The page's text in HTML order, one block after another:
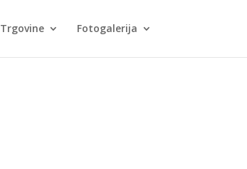
Trgovine Fotogalerija